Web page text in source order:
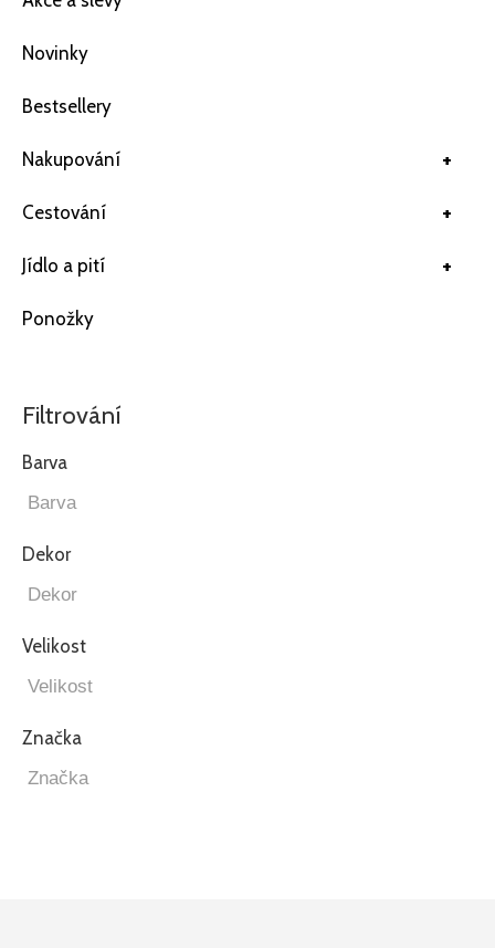
Novinky
Bestsellery
+
Nakupování
+
Cestování
+
Jídlo a pití
Ponožky
Filtrování
Barva
Dekor
Velikost
Značka